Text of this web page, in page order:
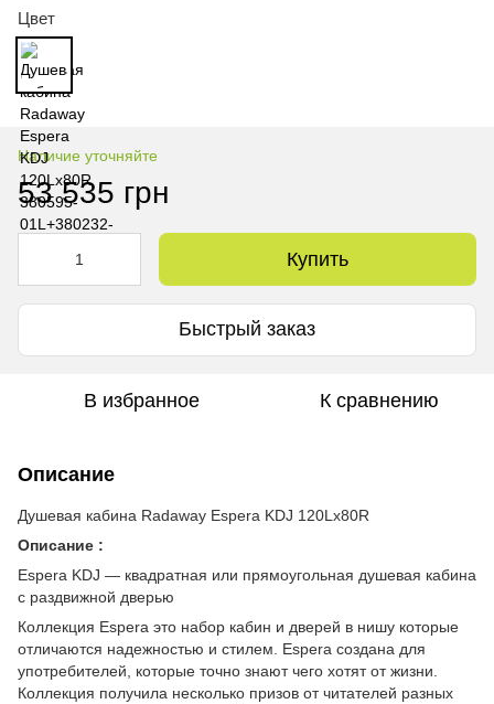
Цвет
Наличие уточняйте
53 535 грн
Купить
Быстрый заказ
В избранное К сравнению
Описание
Душевая кабина Radaway Espera KDJ 120Lx80R
Описание :
Espera KDJ — квадратная или прямоугольная душевая кабина
с раздвижной дверью
Коллекция Espera это набор кабин и дверей в нишу которые
отличаются надежностью и стилем. Espera создана для
употребителей, которые точно знают чего хотят от жизни.
Коллекция получила несколько призов от читателей разных